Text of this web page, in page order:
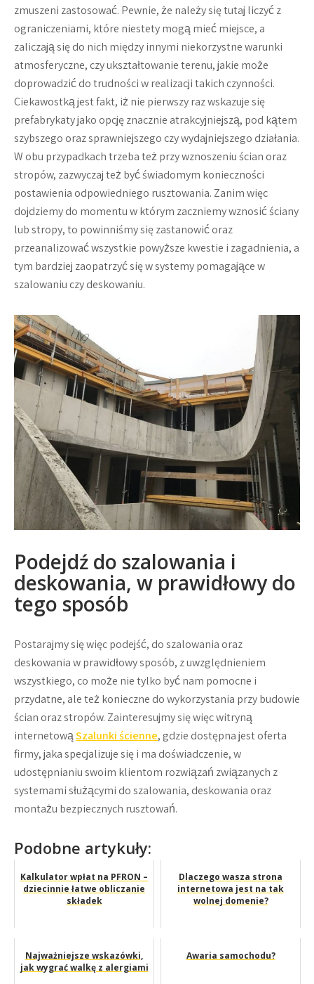
zmuszeni zastosować. Pewnie, że należy się tutaj liczyć z
ograniczeniami, które niestety mogą mieć miejsce, a
zaliczają się do nich między innymi niekorzystne warunki
atmosferyczne, czy ukształtowanie terenu, jakie może
doprowadzić do trudności w realizacji takich czynności.
Ciekawostką jest fakt, iż nie pierwszy raz wskazuje się
prefabrykaty jako opcję znacznie atrakcyjniejszą, pod kątem
szybszego oraz sprawniejszego czy wydajniejszego działania.
W obu przypadkach trzeba też przy wznoszeniu ścian oraz
stropów, zazwyczaj też być świadomym konieczności
postawienia odpowiedniego rusztowania. Zanim więc
dojdziemy do momentu w którym zaczniemy wznosić ściany
lub stropy, to powinniśmy się zastanowić oraz
przeanalizować wszystkie powyższe kwestie i zagadnienia, a
tym bardziej zaopatrzyć się w systemy pomagające w
szalowaniu czy deskowaniu.
Podejdź do szalowania i
deskowania, w prawidłowy do
tego sposób
Postarajmy się więc podejść, do szalowania oraz
deskowania w prawidłowy sposób, z uwzględnieniem
wszystkiego, co może nie tylko być nam pomocne i
przydatne, ale też konieczne do wykorzystania przy budowie
ścian oraz stropów. Zainteresujmy się więc witryną
internetowąSzalunki ścienne, gdzie dostępna jest oferta
firmy, jaka specjalizuje się i ma doświadczenie, w
udostępnianiu swoim klientom rozwiązań związanych z
systemami służącymi do szalowania, deskowania oraz
montażu bezpiecznych rusztowań.
Podobne artykuły:
Kalkulator wpłat na PFRON –
dziecinnie łatwe obliczanie
składek
Dlaczego wasza strona
internetowa jest na tak
wolnej domenie?
Najważniejsze wskazówki,
jak wygrać walkę z alergiami
Awaria samochodu?